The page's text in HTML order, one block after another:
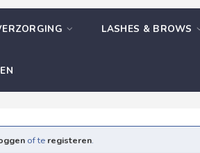
LASHES & BROWS
of te registeren.